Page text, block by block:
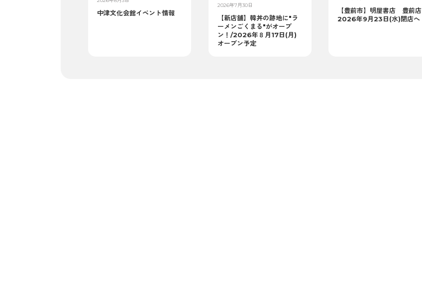
中津文化会館イベント情報
2026年7月30日
【新店舗】韓丼の跡地に"ラ
ーメンごくまる"がオープ
ン！/2026年８月17日(月)
オープン予定
【豊前市】明屋書店 豊前店
2026年9月23日(水)閉店へ